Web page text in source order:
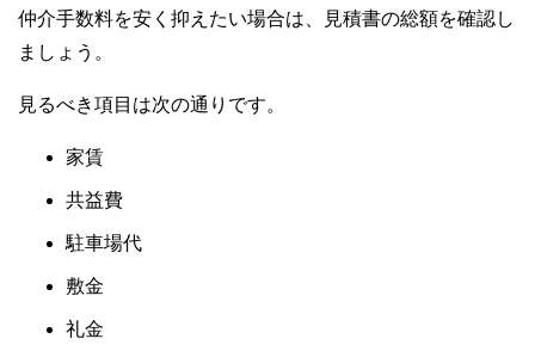
仲介手数料を安く抑えたい場合は、見積書の総額を確認し
ましょう。
見るべき項目は次の通りです。
家賃
共益費
駐車場代
敷金
礼金